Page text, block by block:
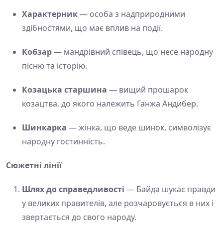
Характерник— особа з надприродними
здібностями, що має вплив на події.
Кобзар— мандрівний співець, що несе народну
пісню та історію.
Козацька старшина — вищий прошарок
козацтва, до якого належить Ганжа Андибер.
Шинкарка — жінка, що веде шинок, символізує
народну гостинність.
Сюжетні лінії
Шлях до справедливості — Байда шукає правди
у великих правителів, але розчаровується в них і
звертається до свого народу.